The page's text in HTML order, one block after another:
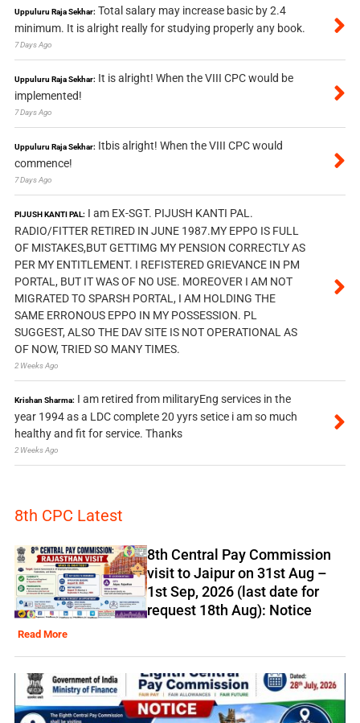
Uppuluru Raja Sekhar: Total salary may increase basic by 2.4
minimum. It is alright really for studying properly any book.
7 Days Ago
Uppuluru Raja Sekhar: It is alright! When the VIII CPC would be
implemented!
7 Days Ago
Uppuluru Raja Sekhar: Itbis alright! When the VIII CPC would
commence!
7 Days Ago
PIJUSH KANTI PAL: I am EX-SGT. PIJUSH KANTI PAL.
RADIO/FITTER RETIRED IN JUNE 1987.MY EPPO IS FULL
OF MISTAKES,BUT GETTIMG MY PENSION CORRECTLY AS
PER MY ENTITLEMENT. I REFISTERED GRIEVANCE IN PM
PORTAL, BUT IT WAS OF NO USE. MOREOVER I AM NOT
MIGRATED TO SPARSH PORTAL, I AM HOLDING THE
SAME ERRONOUS EPPO IN MY POSSESSION. PL
SUGGEST, ALSO THE DAV SITE IS NOT OPERATIONAL AS
OF NOW, TRIED SO MANY TIMES.
2 Weeks Ago
Krishan Sharma: I am retired from militaryEng services in the
year 1994 as a LDC complete 20 yyrs setice i am so much
healthy and fit for service. Thanks
2 Weeks Ago
8th CPC Latest
8th Central Pay Commission
visit to Jaipur on 31st Aug –
1st Sep, 2026 (last date for
request 18th Aug): Notice
Read More